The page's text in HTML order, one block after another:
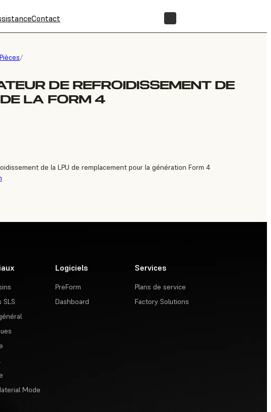
Contact
Pièces/
DE REFROIDISSEMENT DE
LA FORM 4
de la LPU de remplacement pour la génération Form 4
SLS
Mode
Logiciels
PreForm
Dashboard
Services
Plans de service
Factory Solutions